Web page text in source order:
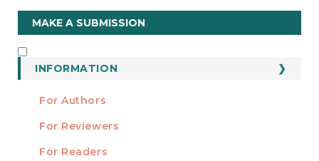
Make
a
Submission
MAKE A SUBMISSION
INFORMATION
For Authors
For Reviewers
For Readers